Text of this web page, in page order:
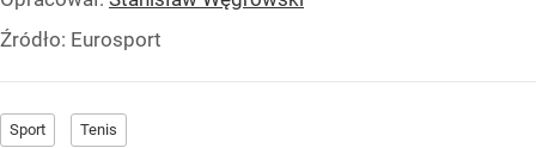
Źródło: Eurosport
Sport Tenis